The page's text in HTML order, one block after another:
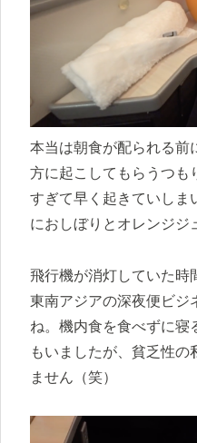
本当は朝食が配られる前
方に起こしてもらうつも
すぎて早く起きていしま
におしぼりとオレンジジ
飛行機が消灯していた時
東南アジアの深夜便ビジ
ね。機内食を食べずに寝
もいましたが、貧乏性の
ません（笑）